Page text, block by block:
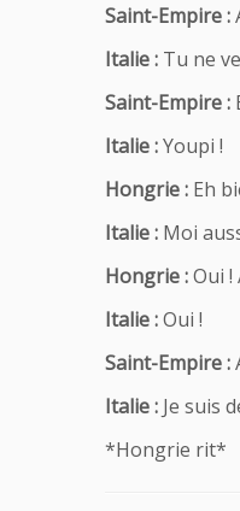
Saint-Empire :
Italie : Tu ne
Saint-Empire :
Italie :Youpi !
Hongrie : Eh
Italie : Moi
Hongrie :Oui !
Italie :Oui !
Saint-Empire :
Italie : Je suis
*Hongrie rit*